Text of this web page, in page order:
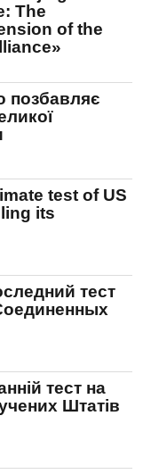
The
of the
позбавляє
test of US
its
тест
тест на
Штатів